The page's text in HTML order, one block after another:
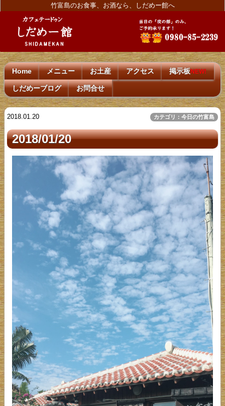
竹富島のお食事、お酒なら、しだめー館へ
Home メニュー お土産 アクセス 掲示板NEW!
しだめーブログ お問合せ
2018.01.20 カテゴリ：今日の竹富島
2018/01/20